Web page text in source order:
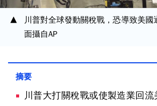
川普對全球發動關稅戰，恐導致美國
面攝自AP
川普大打關稅戰或使製造業回